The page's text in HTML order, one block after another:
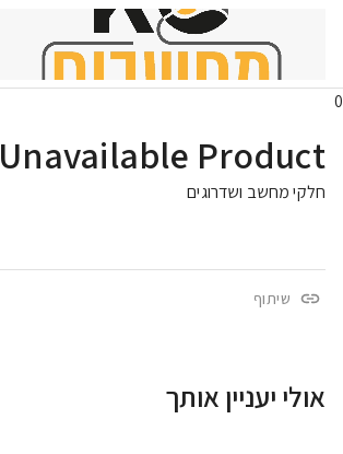
0
Unavailable Product
חלקי מחשב ושדרוגים
שיתוף
אולי יעניין אותך